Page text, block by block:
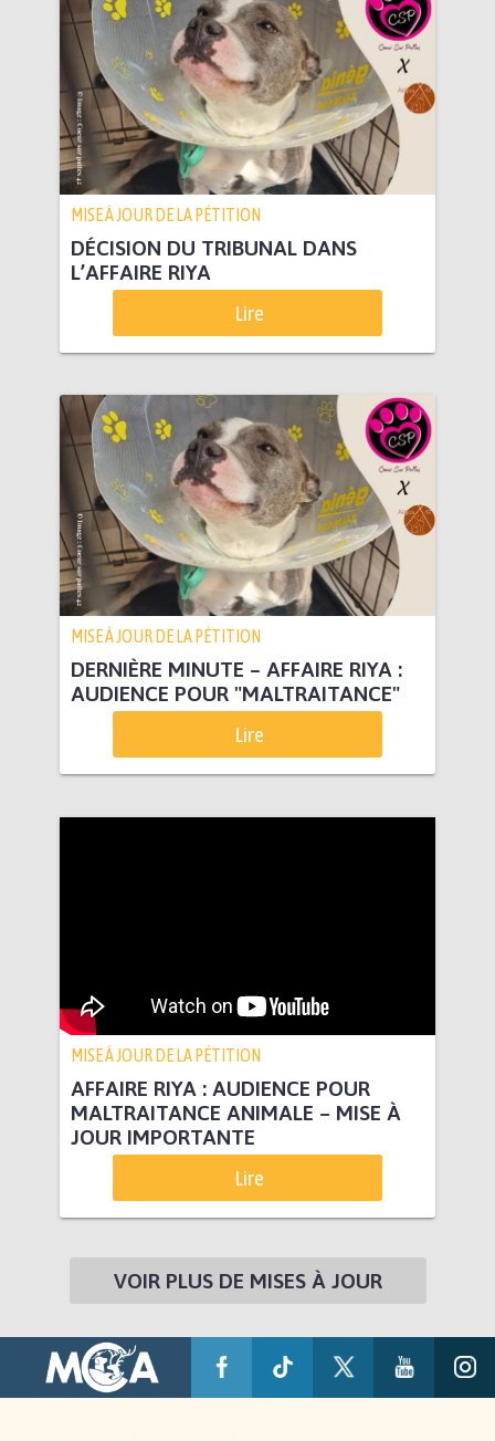
MISE À JOUR DE LA PÉTITION
DÉCISION DU TRIBUNAL DANS
L’AFFAIRE RIYA
Lire
MISE À JOUR DE LA PÉTITION
DERNIÈRE MINUTE – AFFAIRE RIYA :
AUDIENCE POUR "MALTRAITANCE"
Lire
MISE À JOUR DE LA PÉTITION
AFFAIRE RIYA : AUDIENCE POUR
MALTRAITANCE ANIMALE – MISE À
JOUR IMPORTANTE
Lire
VOIR PLUS DE MISES À JOUR